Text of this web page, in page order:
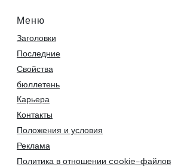
Меню
Заголовки
Последние
Свойства
бюллетень
Карьера
Контакты
Положения и условия
Реклама
Политика в отношении cookie-файлов